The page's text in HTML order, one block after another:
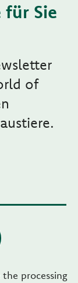
für Sie
of
processing